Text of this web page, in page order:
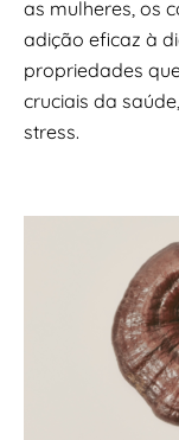
as mulheres, os
adição eficaz à
propriedades
cruciais da
stress.